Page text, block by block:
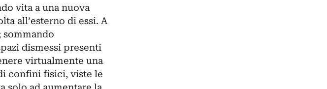
vita a una nuova
all’esterno di essi. A
sommando
dismessi presenti
virtualmente una
confini fisici, viste le